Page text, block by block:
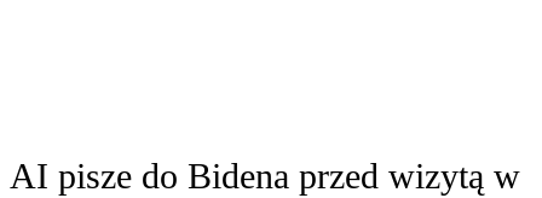
AI pisze do Bidena przed wizytą w